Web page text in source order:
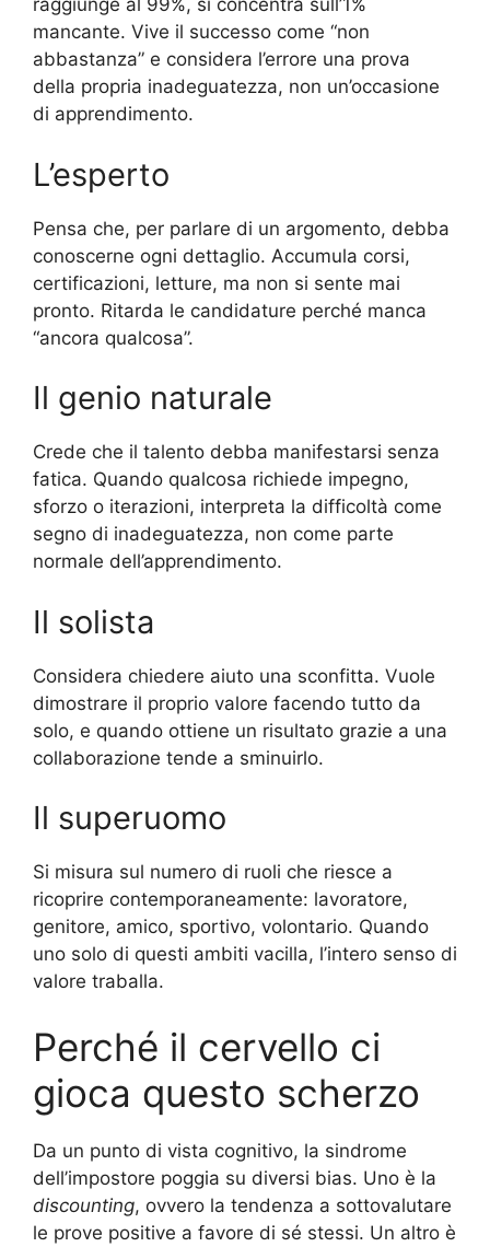
raggiunge al 99%, si concentra sull’1%
mancante. Vive il successo come “non
abbastanza” e considera l’errore una prova
della propria inadeguatezza, non un’occasione
di apprendimento.
L’esperto
Pensa che, per parlare di un argomento, debba
conoscerne ogni dettaglio. Accumula corsi,
certificazioni, letture, ma non si sente mai
pronto. Ritarda le candidature perché manca
“ancora qualcosa”.
Il genio naturale
Crede che il talento debba manifestarsi senza
fatica. Quando qualcosa richiede impegno,
sforzo o iterazioni, interpreta la difficoltà come
segno di inadeguatezza, non come parte
normale dell’apprendimento.
Il solista
Considera chiedere aiuto una sconfitta. Vuole
dimostrare il proprio valore facendo tutto da
solo, e quando ottiene un risultato grazie a una
collaborazione tende a sminuirlo.
Il superuomo
Si misura sul numero di ruoli che riesce a
ricoprire contemporaneamente: lavoratore,
genitore, amico, sportivo, volontario. Quando
uno solo di questi ambiti vacilla, l’intero senso di
valore traballa.
Perché il cervello ci
gioca questo scherzo
Da un punto di vista cognitivo, la sindrome
dell’impostore poggia su diversi bias. Uno è la
discounting, ovvero la tendenza a sottovalutare
le prove positive a favore di sé stessi. Un altro è